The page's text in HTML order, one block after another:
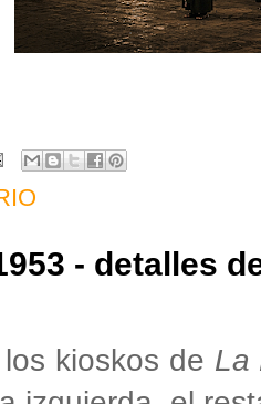
- detalles
kioskos de La